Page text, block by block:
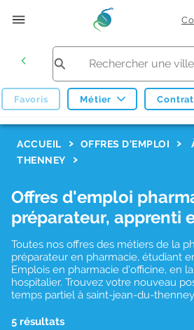
Favoris Métier Contrat
ACCUEIL OFFRES D'EMPLOI
THENNEY
Offres d'emploi
préparateur, apprenti
Toutes nos offres des métiers de la
préparateur en pharmacie, étudiant
Emplois en pharmacie d'officine, en
hospitalier. Trouvez votre nouveau
temps partiel à saint-jean-du-
5 résultats